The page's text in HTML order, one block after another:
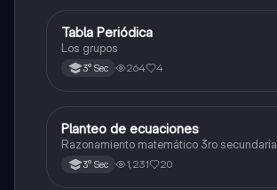
Química
Tabla Periódica
Los grupos
3° Sec 264 4
Matemáticas
Planteo de ecuaciones
Razonamiento matemático 3ro secundaria
3° Sec 1,231 20